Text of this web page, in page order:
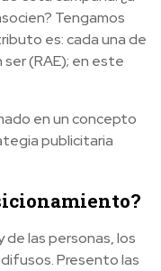
Tengamos
es: cada una de
(RAE); en este
en un concepto
publicitaria
de las personas, los
Presento las